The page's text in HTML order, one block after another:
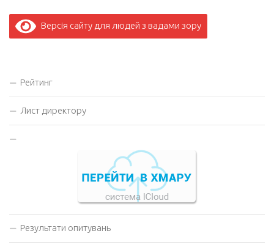
Версія сайту для людей з вадами зору
Рейтинг
Лист директору
Результати опитувань